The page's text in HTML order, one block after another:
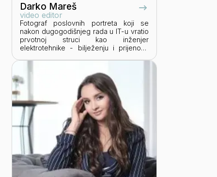
Darko Mareš
video editor
Fotograf poslovnih portreta koji se
nakon dugogodišnjeg rada u IT-u vratio
prvotnoj struci kao inženjer
elektrotehnike - bilježenju i prijenosu
predstavljanje ljudi na kameri - u obliku
statičnih fotografija i videa. Uvjeren je
da ne postoje nefotogenične osobe -
samo one koje još nisu otkrile koliko
dobro mogu izgledati na kameri.